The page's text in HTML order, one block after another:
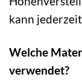
kann
Welche
verwendet?